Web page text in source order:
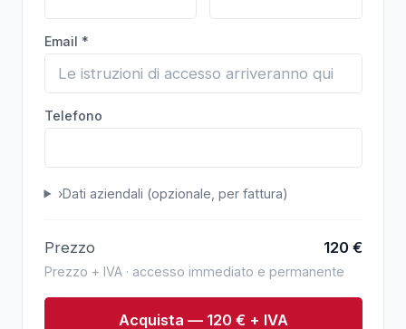
Email *
Telefono
›Dati aziendali (opzionale, per fattura)
Prezzo 120€
Prezzo + IVA · accesso immediato e permanente
Acquista — 120 € + IVA